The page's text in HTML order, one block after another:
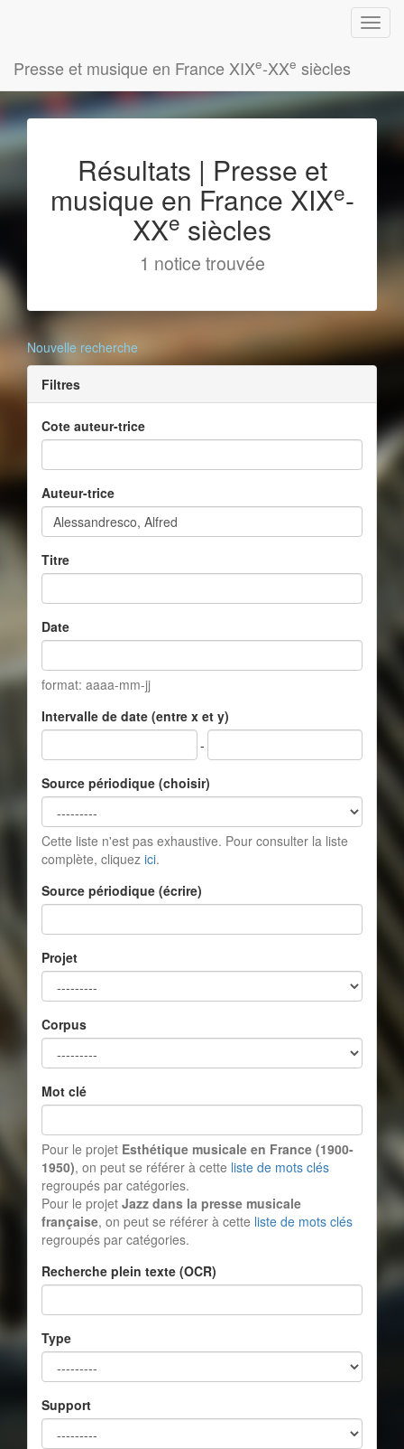
Presse et musique en France XIXe-XXe siècles
Résultats | Presse et
musique en France XIXe-
XXe siècles
1 notice trouvée
Nouvelle recherche
Filtres
Cote auteur-trice
Auteur-trice
Titre
Date
format: aaaa-mm-jj
Intervalle de date (entre x et y)
-
Source périodique (choisir)
Cette liste n'est pas exhaustive. Pour consulter la liste
complète, cliquez ici.
Source périodique (écrire)
Projet
Corpus
Mot clé
Pour le projet Esthétique musicale en France (1900-
1950), on peut se référer à cette liste de mots clés
regroupés par catégories.
Pour le projet Jazz dans la presse musicale
française, on peut se référer à cette liste de mots clés
regroupés par catégories.
Recherche plein texte (OCR)
Type
Support